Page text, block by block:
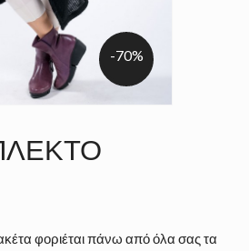
-70%
φοριέται πάνω από όλα σας τα